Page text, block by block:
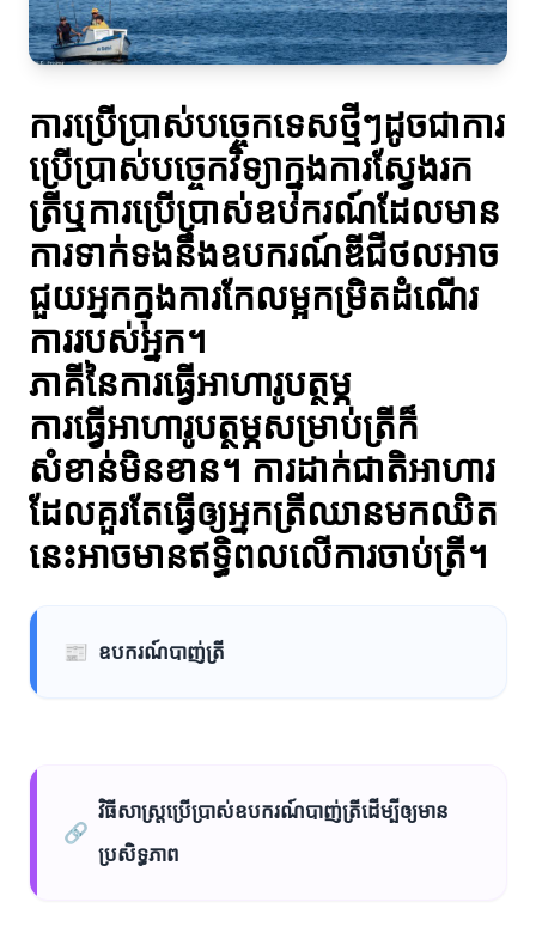
ការប្រើប្រាស់បច្ចេកទេសថ្មីៗដូចជាការ
ប្រើប្រាស់បច្ចេកវិទ្យាក្នុងការស្វែងរក
ត្រីឬការប្រើប្រាស់ឧបករណ៍ដែលមាន
ការទាក់ទងនឹងឧបករណ៍ឌីជីថលអាច
ជួយអ្នកក្នុងការកែលម្អកម្រិតដំណើរ
ការរបស់អ្នក។
ភាគីនៃការធ្វើអាហារូបត្ថម្ភ
ការធ្វើអាហារូបត្ថម្ភសម្រាប់ត្រីក៏
សំខាន់មិនខាន។ ការដាក់ជាតិអាហារ
ដែលគួរតែធ្វើឲ្យអ្នកត្រីឈានមកឈិត
នេះអាចមានឥទ្ធិពលលើការចាប់ត្រី។
📰 ឧបករណ៍បាញ់ត្រី
🔗
វិធីសាស្ត្រប្រើប្រាស់ឧបករណ៍បាញ់ត្រីដើម្បីឲ្យមាន
ប្រសិទ្ធភាព